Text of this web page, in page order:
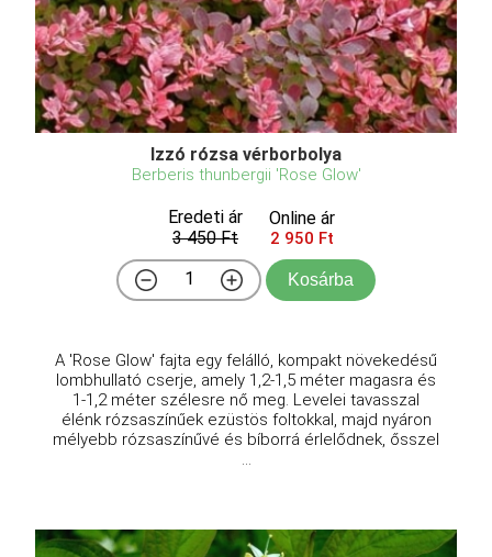
Izzó rózsa vérborbolya
Berberis thunbergii 'Rose Glow'
Eredeti ár
3 450 Ft
Online ár
2 950 Ft
Kosárba
A 'Rose Glow' fajta egy felálló, kompakt növekedésű
lombhullató cserje, amely 1,2-1,5 méter magasra és
1-1,2 méter szélesre nő meg. Levelei tavasszal
élénk rózsaszínűek ezüstös foltokkal, majd nyáron
mélyebb rózsaszínűvé és bíborrá érlelődnek, ősszel
...